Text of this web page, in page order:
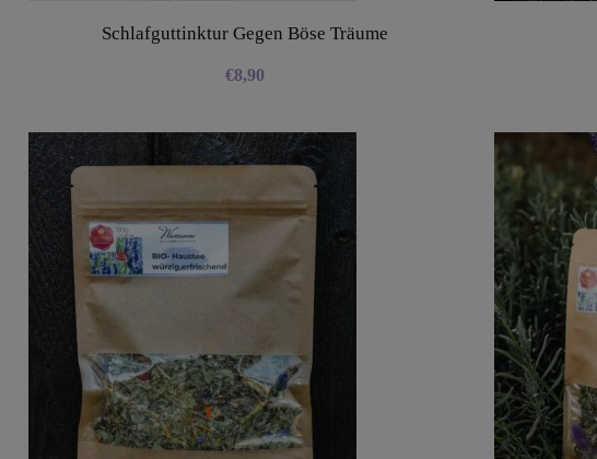
Schlafguttinktur Gegen Böse Träume
€8,90